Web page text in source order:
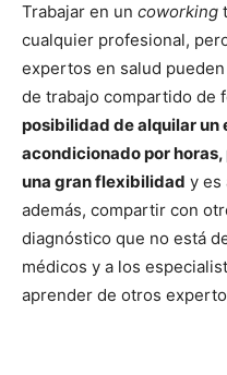
Trabajar en un coworking
cualquier profesional,
expertos en salud
de trabajo compartido de
posibilidad de alquilar un
acondicionado por
una gran flexibilidad y es
además, compartir con
diagnóstico que no está
médicos y a los
aprender de otros